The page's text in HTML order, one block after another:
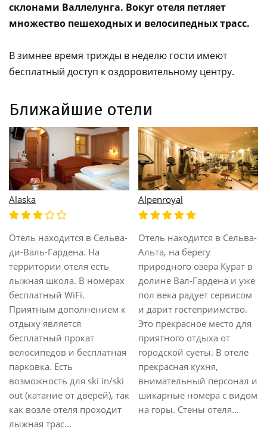
склонами Валлелунга. Вокуг отеля петляет
множество пешеходных и велосипедных трасс.
В зимнее время трижды в неделю гости имеют
бесплатный доступ к оздоровительному центру.
Ближайшие отели
Alaska
Отель находится в Сельва-
ди-Валь-Гардена. На
территории отеля есть
лыжная школа. В номерах
бесплатный WiFi.
Приятным дополнением к
отдыху является
бесплатный прокат
велосипедов и бесплатная
парковка. Есть
возможность для ski in/ski
out (катание от дверей), так
как возле отеля проходит
лыжная трас...
Alpenroyal
Отель находится в Сельва-
Альта, на берегу
природного озера Курат в
долине Вал-Гардена и уже
пол века радует сервисом
и дарит гостеприимство.
Это прекрасное место для
приятного отдыха от
городской суеты. В отеле
прекрасная кухня,
внимательный персонал и
шикарные номера с видом
на горы. Стены отеля...